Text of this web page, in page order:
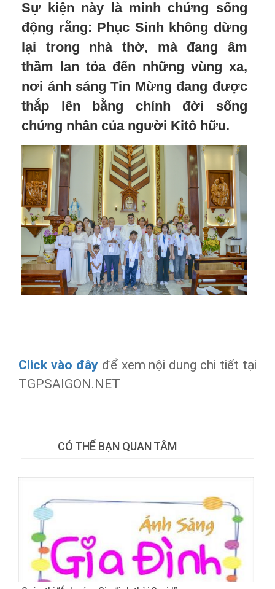
Sự kiện này là minh chứng sống
động rằng: Phục Sinh không dừng
lại trong nhà thờ, mà đang âm
thầm lan tỏa đến những vùng xa,
nơi ánh sáng Tin Mừng đang được
thắp lên bằng chính đời sống
chứng nhân của người Kitô hữu.
Click vào đây để xem nội dung chi tiết tại
TGPSAIGON.NET
CÓ THỂ BẠN QUAN TÂM